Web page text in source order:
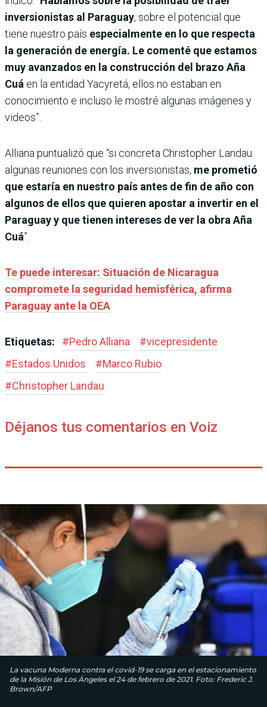
inversionistas al Paraguay, sobre el potencial que
tiene nuestro país especialmente en lo que respecta
la generación de energía. Le comenté que estamos
muy avanzados en la construcción del brazo Aña
Cuá en la entidad Yacyretá, ellos no estaban en
conocimiento e incluso le mostré algunas imágenes y
videos”.
Alliana puntualizó que “si concreta Christopher Landau
algunas reuniones con los inversionistas, me prometió
que estaría en nuestro país antes de fin de año con
algunos de ellos que quieren apostar a invertir en el
Paraguay y que tienen intereses de ver la obra Aña
Cuá”.
Te puede interesar: Situación de Nicaragua
compromete la seguridad hemisférica, afirma
Paraguay ante la OEA
Etiquetas: #Pedro Alliana #vicepresidente
#Estados Unidos #Marco Rubio
#Christopher Landau
Déjanos tus comentarios en Voiz
La vacuna Moderna contra el covid-19 se carga en el estacionamiento
de la Misión de Los Ángeles el 24 de febrero de 2021. Foto: Frederic J.
Brown/AFP